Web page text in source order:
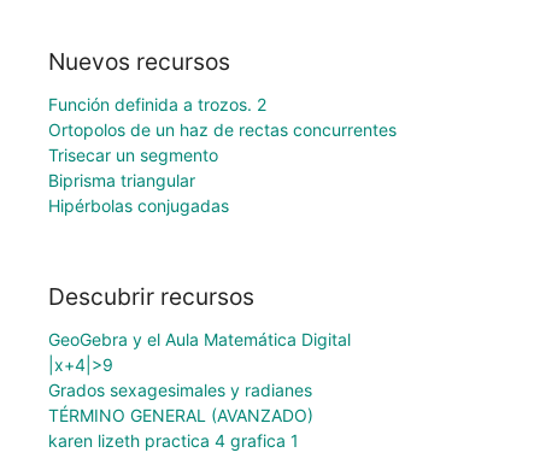
Nuevos recursos
Función definida a trozos. 2
Ortopolos de un haz de rectas concurrentes
Trisecar un segmento
Biprisma triangular
Hipérbolas conjugadas
Descubrir recursos
GeoGebra y el Aula Matemática Digital
|x+4|>9
Grados sexagesimales y radianes
TÉRMINO GENERAL (AVANZADO)
karen lizeth practica 4 grafica 1